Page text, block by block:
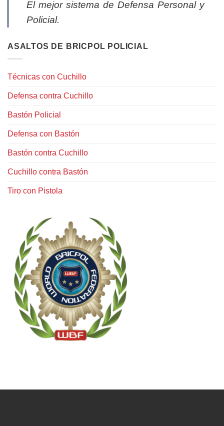
El mejor sistema de Defensa Personal y
Policial.
ASALTOS DE BRICPOL POLICIAL
Técnicas con Cuchillo
Defensa contra Cuchillo
Bastón Policial
Defensa con Bastón
Bastón contra Cuchillo
Cuchillo contra Bastón
Tiro con Pistola